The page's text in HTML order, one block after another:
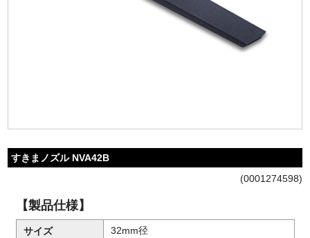
プライバシーポリシー
すきまノズル NVA42B
(0001274598)
【製品仕様】
サイズ 32mm径